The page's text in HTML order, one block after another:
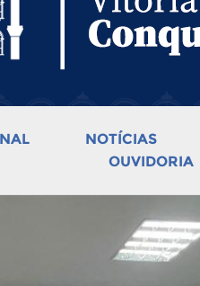
NOTÍCIAS
OUVIDORIA